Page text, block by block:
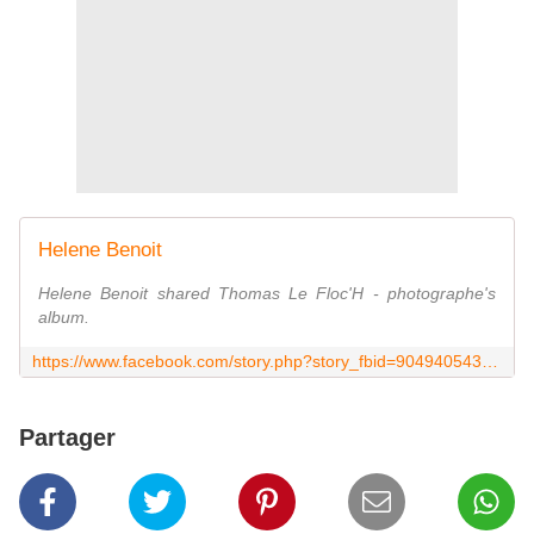
Helene Benoit
Helene Benoit shared Thomas Le Floc'H - photographe's
album.
Partager